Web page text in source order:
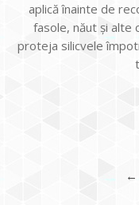
aplică înainte de
fasole, năut și alte
proteja silicvele
←